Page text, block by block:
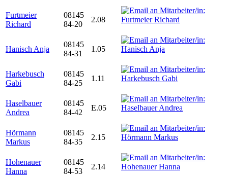
Furtmeier
Richard
08145
84-20
2.08
Hanisch Anja
08145
84-31
1.05
Harkebusch
Gabi
08145
84-25
1.11
Haselbauer
Andrea
08145
84-42
E.05
Hörmann
Markus
08145
84-35
2.15
Hohenauer
Hanna
08145
84-53
2.14